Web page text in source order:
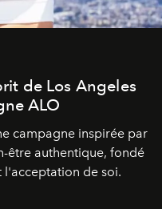
de Los Angeles
ALO
campagne inspirée par
être authentique, fondé
de soi.